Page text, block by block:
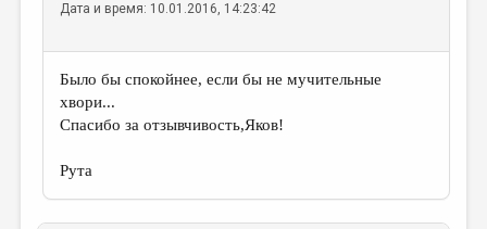
Дата и время: 10.01.2016, 14:23:42
Было бы спокойнее, если бы не мучительные
хвори...
Спасибо за отзывчивость,Яков!
Рута